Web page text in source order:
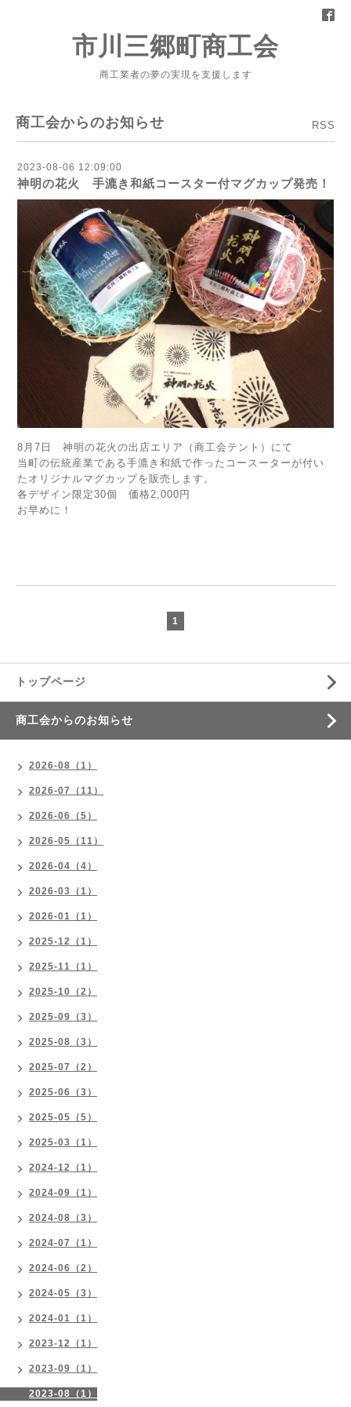
市川三郷町商工会
商工業者の夢の実現を支援します
商工会からのお知らせ RSS
2023-08-06 12:09:00
神明の花火 手漉き和紙コースター付マグカップ発売！
8月7日 神明の花火の出店エリア（商工会テント）にて
当町の伝統産業である手漉き和紙で作ったコースーターが付い
たオリジナルマグカップを販売します。
各デザイン限定30個 価格2,000円
お早めに！
1
トップページ
商工会からのお知らせ
2026-08（1）
2026-07（11）
2026-06（5）
2026-05（11）
2026-04（4）
2026-03（1）
2026-01（1）
2025-12（1）
2025-11（1）
2025-10（2）
2025-09（3）
2025-08（3）
2025-07（2）
2025-06（3）
2025-05（5）
2025-03（1）
2024-12（1）
2024-09（1）
2024-08（3）
2024-07（1）
2024-06（2）
2024-05（3）
2024-01（1）
2023-12（1）
2023-09（1）
2023-08（1）